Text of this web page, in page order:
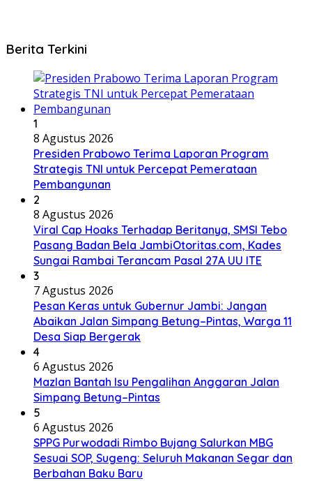
Berita Terkini
1
8 Agustus 2026
Presiden Prabowo Terima Laporan Program
Strategis TNI untuk Percepat Pemerataan
Pembangunan
2
8 Agustus 2026
Viral Cap Hoaks Terhadap Beritanya, SMSI Tebo
Pasang Badan Bela JambiOtoritas.com, Kades
Sungai Rambai Terancam Pasal 27A UU ITE
3
7 Agustus 2026
Pesan Keras untuk Gubernur Jambi: Jangan
Abaikan Jalan Simpang Betung–Pintas, Warga 11
Desa Siap Bergerak
4
6 Agustus 2026
Mazlan Bantah Isu Pengalihan Anggaran Jalan
Simpang Betung–Pintas
5
6 Agustus 2026
SPPG Purwodadi Rimbo Bujang Salurkan MBG
Sesuai SOP, Sugeng: Seluruh Makanan Segar dan
Berbahan Baku Baru